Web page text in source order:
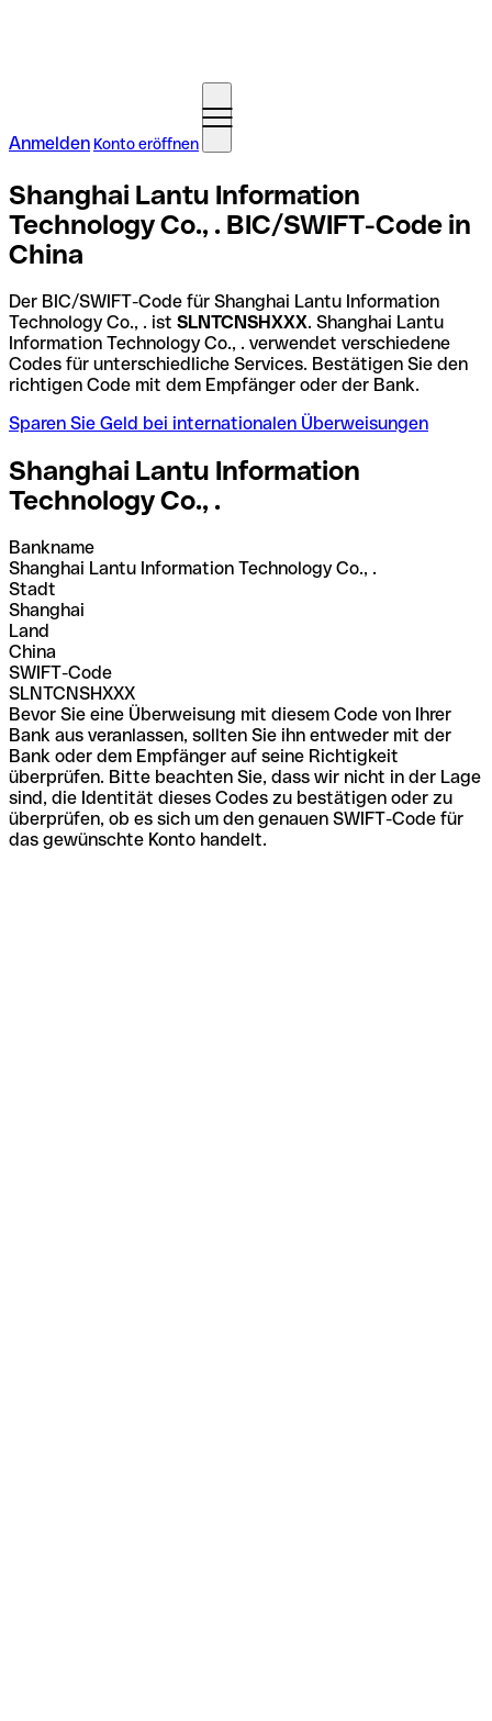
Anmelden Konto eröffnen
Shanghai Lantu Information
Technology Co., . BIC/SWIFT-Code in
China
Der BIC/SWIFT-Code für Shanghai Lantu Information
Technology Co., . ist SLNTCNSHXXX. Shanghai Lantu
Information Technology Co., . verwendet verschiedene
Codes für unterschiedliche Services. Bestätigen Sie den
richtigen Code mit dem Empfänger oder der Bank.
Sparen Sie Geld bei internationalen Überweisungen
Shanghai Lantu Information
Technology Co., .
Bankname
Shanghai Lantu Information Technology Co., .
Stadt
Shanghai
Land
China
SWIFT-Code
SLNTCNSHXXX
Bevor Sie eine Überweisung mit diesem Code von Ihrer
Bank aus veranlassen, sollten Sie ihn entweder mit der
Bank oder dem Empfänger auf seine Richtigkeit
überprüfen. Bitte beachten Sie, dass wir nicht in der Lage
sind, die Identität dieses Codes zu bestätigen oder zu
überprüfen, ob es sich um den genauen SWIFT-Code für
das gewünschte Konto handelt.